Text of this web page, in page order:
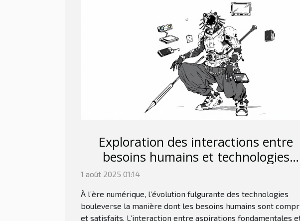
Exploration des interactions entre
besoins humains et technologies
1 août 2025 01:14
À l’ère numérique, l’évolution fulgurante des technologies
bouleverse la manière dont les besoins humains sont
et satisfaits. L’interaction entre aspirations fondamentales